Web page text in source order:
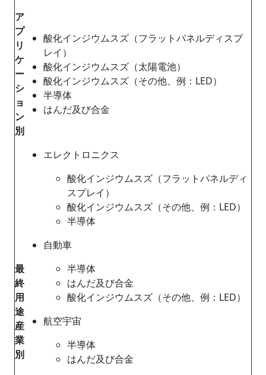
ア
プ
リ
ケ
ー
シ
ョ
ン
別
酸化インジウムスズ（フラットパネルディスプ
レイ）
酸化インジウムスズ（太陽電池）
酸化インジウムスズ（その他、例：LED）
半導体
はんだ及び合金
最
終
用
途
産
業
別
エレクトロニクス
酸化インジウムスズ（フラットパネルディ
スプレイ）
酸化インジウムスズ（その他、例：LED）
半導体
自動車
半導体
はんだ及び合金
酸化インジウムスズ（その他、例：LED）
航空宇宙
半導体
はんだ及び合金